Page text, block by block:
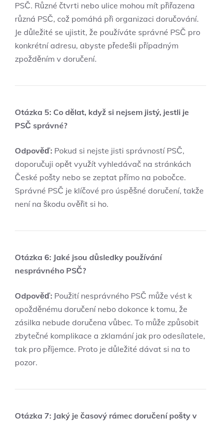
PSČ. Různé čtvrti nebo ulice mohou mít přiřazena
různá PSČ, což pomáhá při organizaci doručování.
Je důležité se ujistit, že používáte správné PSČ pro
konkrétní adresu, abyste předešli případným
zpožděním v doručení.
Otázka 5: Co dělat, když si nejsem jistý, jestli je
PSČ správné?
Odpověď: Pokud si nejste jisti správností PSČ,
doporučuji opět využít vyhledávač na stránkách
České pošty nebo se zeptat přímo na pobočce.
Správné PSČ je klíčové pro úspěšné doručení, takže
není na škodu ověřit si ho.
Otázka 6: Jaké jsou důsledky používání
nesprávného PSČ?
Odpověď: Použití nesprávného PSČ může vést k
opožděnému doručení nebo dokonce k tomu, že
zásilka nebude doručena vůbec. To může způsobit
zbytečné komplikace a zklamání jak pro odesílatele,
tak pro příjemce. Proto je důležité dávat si na to
pozor.
Otázka 7: Jaký je časový rámec doručení pošty v